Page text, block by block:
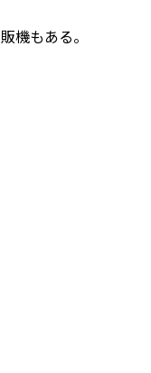
機もある。